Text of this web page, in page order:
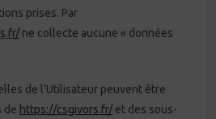
prises. Par
ne collecte aucune « données
de l’Utilisateur peuvent être
de https://csgivors.fr/et des sous-